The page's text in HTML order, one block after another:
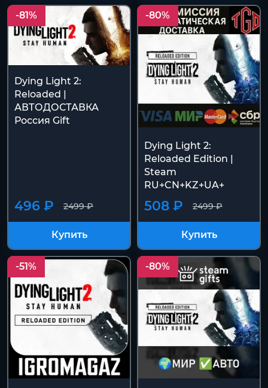
-81%
Dying Light 2:
Reloaded |
АВТОДОСТАВКА
Россия Gift
2499 ₽
496 ₽
Купить
-80%
Dying Light 2:
Reloaded Edition |
Steam
RU+CN+KZ+UA+
2499 ₽
508 ₽
Купить
-51% -80%